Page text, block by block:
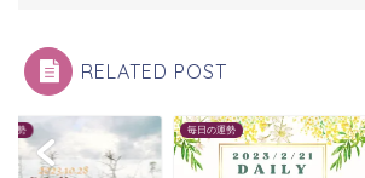
RELATED POST
運勢 毎日の運勢